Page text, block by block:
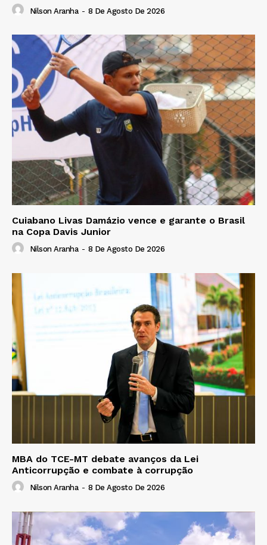
Nilson Aranha - 8 De Agosto De 2026
Cuiabano Livas Damázio vence e garante o Brasil
na Copa Davis Junior
Nilson Aranha - 8 De Agosto De 2026
MBA do TCE-MT debate avanços da Lei
Anticorrupção e combate à corrupção
Nilson Aranha - 8 De Agosto De 2026